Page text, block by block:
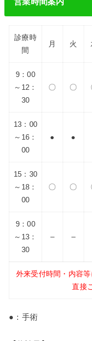
診療時
間
月 火
9：00
～12：
30
〇 〇
13：00
～16：
00
● ●
15：30
～18：
00
〇 〇
9：00
～13：
30
– –
外来受付時間・内容
直接
●：手術